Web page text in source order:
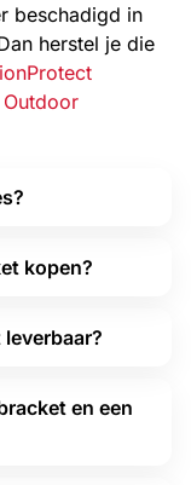
beschadigd in
herstel je die
kopen?
en een